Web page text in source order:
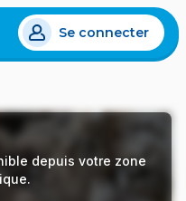
Se connecter
depuis votre zone